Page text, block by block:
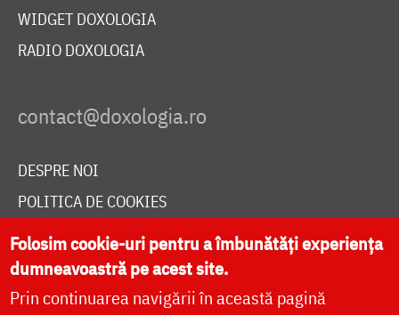
WIDGET DOXOLOGIA
RADIO DOXOLOGIA
DESPRE NOI
POLITICA DE COOKIES
DONEAZĂ ONLINE PENTRU CATEDRALA NAȚIONALĂ
LIVE
Folosim cookie-uri pentru a îmbunătăți experiența
dumneavoastră pe acest site.
Prin continuarea navigării în această pagină